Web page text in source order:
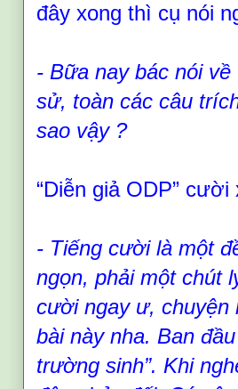
đây xong thì cụ nói
- Bữa nay bác nói
sử, toàn các câu
sao vậy ?
“Diễn giả ODP” cười
- Tiếng cười là một
ngọn, phải một chút
cười ngay ư, chuyện
bài này nha. Ban
trường sinh”. Khi